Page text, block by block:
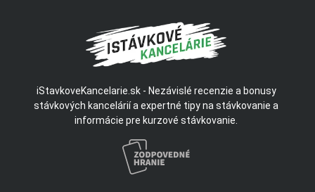
iStavkoveKancelarie.sk - Nezávislé recenzie a bonusy
stávkových kancelárií a expertné tipy na stávkovanie a
informácie pre kurzové stávkovanie.